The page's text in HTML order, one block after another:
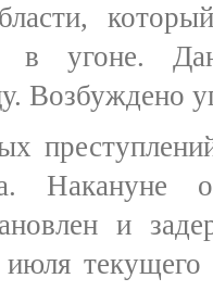
в угоне.
Возбуждено
Накануне
и